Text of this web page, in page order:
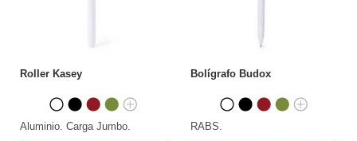
Roller Kasey
Aluminio. Carga Jumbo.
Bolígrafo Budox
RABS.